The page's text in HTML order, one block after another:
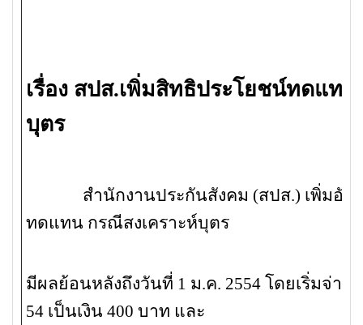
เรื่อง สปส.เพิ่มสิทธิประโยชน์ทดแท
บุตร
สำนักงานประกันสังคม (สปส.) เพิ่มอัตร
ทดแทน กรณีสงเคราะห์บุตร
มีผลย้อนหลังถึงวันที่ 1 ม.ค. 2554 โดยเริ่มจ่า
54 เป็นเงิน 400 บาท และ